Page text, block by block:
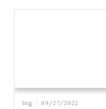
Ing 09/27/2022